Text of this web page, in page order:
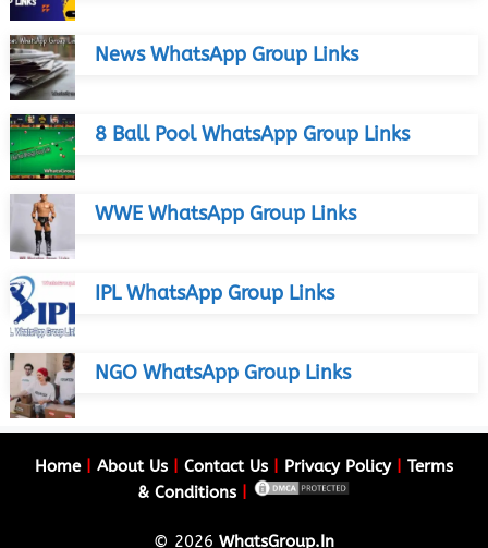
News WhatsApp Group Links
8 Ball Pool WhatsApp Group Links
WWE WhatsApp Group Links
IPL WhatsApp Group Links
NGO WhatsApp Group Links
Home| About Us Contact Us Privacy Policy| Terms
& Conditions
© 2026 WhatsGroup.In